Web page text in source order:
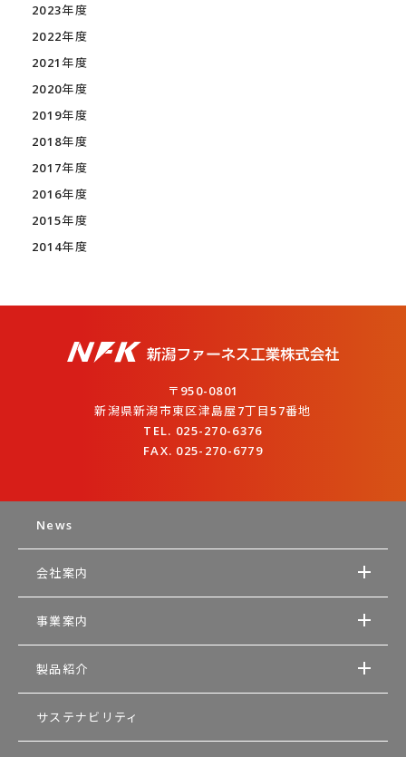
2023年度
2022年度
2021年度
2020年度
2019年度
2018年度
2017年度
2016年度
2015年度
2014年度
〒950-0801
新潟県新潟市東区津島屋7丁目57番地
TEL. 025-270-6376
FAX. 025-270-6779
News
会社案内
事業案内
製品紹介
サステナビリティ